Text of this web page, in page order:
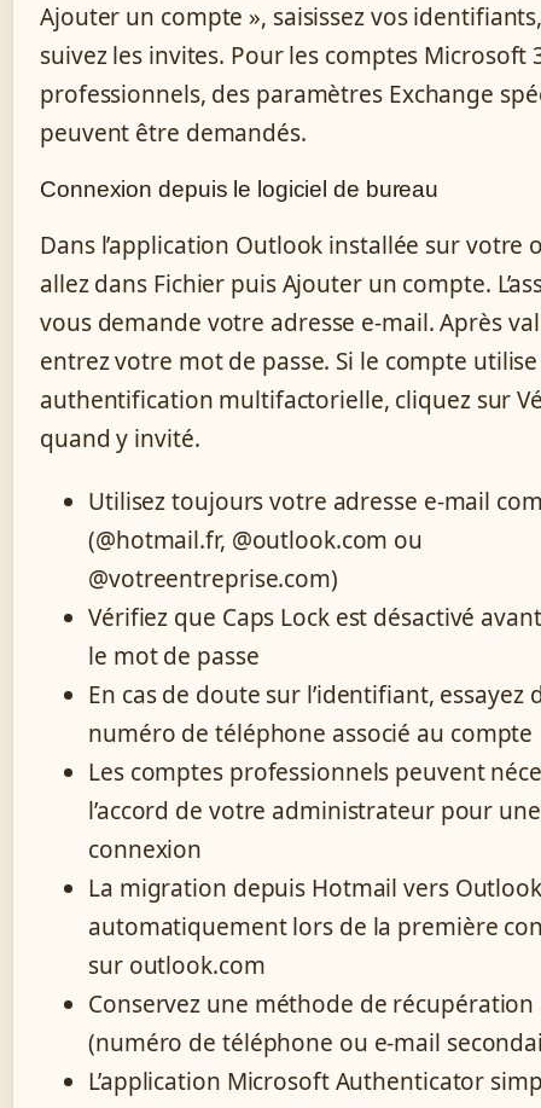
Ajouter un compte », saisissez vos
suivez les invites. Pour les comptes Microsoft
professionnels, des paramètres Exchange
peuvent être demandés.
Connexion depuis le logiciel de bureau
Dans l’application Outlook installée sur votre
allez dans Fichier puis Ajouter un compte.
vous demande votre adresse e-mail. Après
entrez votre mot de passe. Si le compte
authentification multifactorielle, cliquez sur
quand y invité.
Utilisez toujours votre adresse e-mail
(@hotmail.fr, @outlook.com ou
@votreentreprise.com)
Vérifiez que Caps Lock est désactivé
le mot de passe
En cas de doute sur l’identifiant, essayez
numéro de téléphone associé au compte
Les comptes professionnels peuvent
l’accord de votre administrateur pour
connexion
La migration depuis Hotmail vers
automatiquement lors de la première
sur outlook.com
Conservez une méthode de
(numéro de téléphone ou e-mail
L’application Microsoft Authenticator